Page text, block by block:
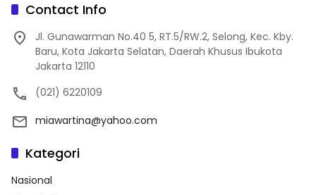
Contact Info
Jl. Gunawarman No.40 5, RT.5/RW.2, Selong, Kec. Kby.
Baru, Kota Jakarta Selatan, Daerah Khusus Ibukota
Jakarta 12110
(021) 6220109
miawartina@yahoo.com
Kategori
Nasional